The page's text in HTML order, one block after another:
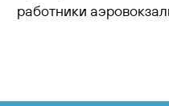
работники